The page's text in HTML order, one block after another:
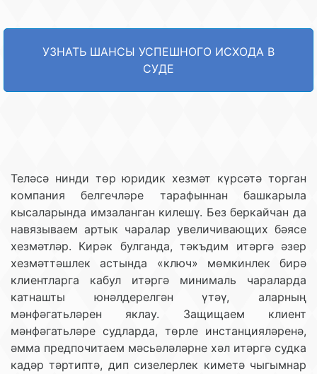
УЗНАТЬ ШАНСЫ УСПЕШНОГО ИСХОДА В
СУДЕ
Теләсә нинди төр юридик хезмәт күрсәтә торган
компания белгечләре тарафыннан башкарыла
кысаларында имзаланган килешү. Без беркайчан да
навязываем артык чаралар увеличивающих бәясе
хезмәтләр. Кирәк булганда, тәкъдим итәргә әзер
хезмәттәшлек астында «ключ» мөмкинлек бирә
клиентларга кабул итәргә минималь чараларда
катнашты юнәлдерелгән үтәү, аларның
мәнфәгатьләрен яклау. Защищаем клиент
мәнфәгатьләре судларда, төрле инстанцияләренә,
әмма предпочитаем мәсьәләләрне хәл итәргә судка
кадәр тәртиптә, дип сизелерлек киметә чыгымнар